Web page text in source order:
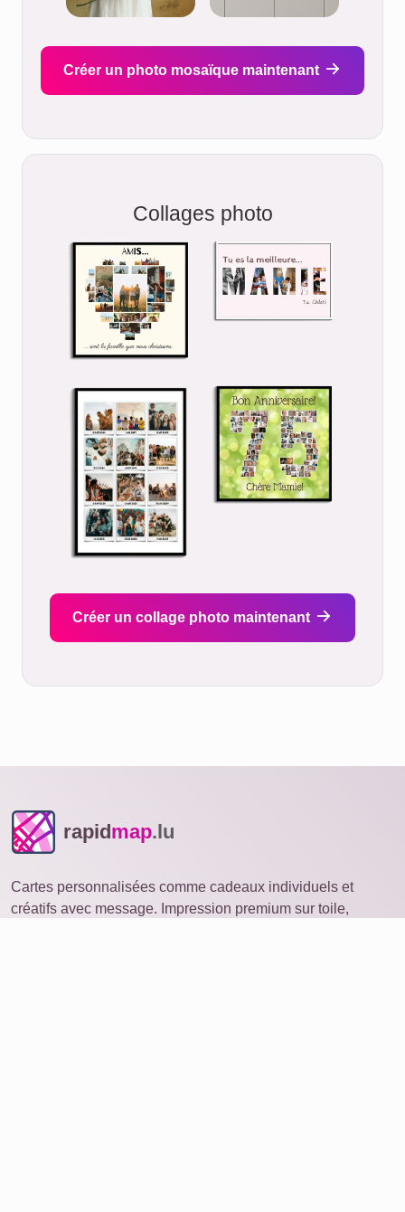
Créer un photo mosaïque maintenant
Collages photo
Créer un collage photo maintenant
rapidmap.lu
Cartes personnalisées comme cadeaux individuels et
créatifs avec message. Impression premium sur toile,